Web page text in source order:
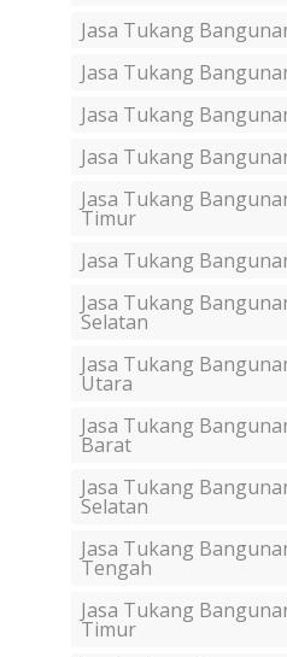
Jasa Tukang
Jasa Tukang
Jasa Tukang
Jasa Tukang
Jasa Tukang
Timur
Jasa Tukang
Jasa Tukang
Selatan
Jasa Tukang
Utara
Jasa Tukang
Barat
Jasa Tukang
Selatan
Jasa Tukang
Tengah
Jasa Tukang
Timur